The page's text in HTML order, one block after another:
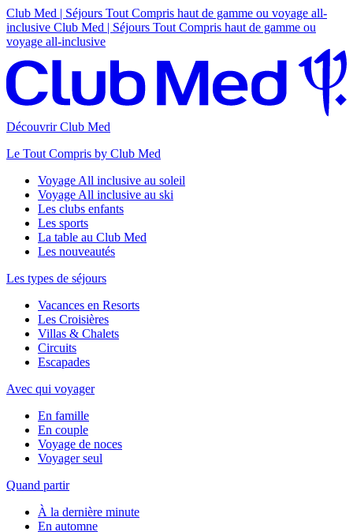
Club Med | Séjours Tout Compris haut de gamme ou voyage all-
inclusive Club Med | Séjours Tout Compris haut de gamme ou
voyage all-inclusive
Découvrir Club Med
Le Tout Compris by Club Med
Voyage All inclusive au soleil
Voyage All inclusive au ski
Les clubs enfants
Les sports
La table au Club Med
Les nouveautés
Les types de séjours
Vacances en Resorts
Les Croisières
Villas & Chalets
Circuits
Escapades
Avec qui voyager
En famille
En couple
Voyage de noces
Voyager seul
Quand partir
À la dernière minute
En automne